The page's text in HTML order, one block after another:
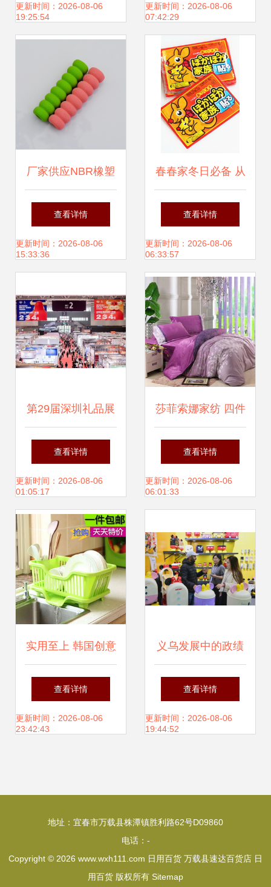
心好物推荐
更新时间：2026-08-06
19:25:54
响曲
更新时间：2026-08-06
07:42:29
厂家供应NBR橡塑
发泡管 环保品质与
灵活定制的双重保
查看详情
更新时间：2026-08-06
15:33:36
春春家冬日必备 从
保暖贴到怀炉，你
的居家取暖指南
查看详情
更新时间：2026-08-06
06:33:57
第29届深圳礼品展
暨1688源头新厂货
商人节开幕 发挥湾
区优势引领行业发
展
查看详情
更新时间：2026-08-06
01:05:17
莎菲索娜家纺 四件
套、三件套及床上
用品套装——厂家
用百货选择
查看详情
更新时间：2026-08-06
06:01:33
实用至上 韩国创意
厨房收纳小百货，
点缀现代家庭日常
查看详情
更新时间：2026-08-06
23:42:43
义乌发展中的政绩
观转变 从小商品到
大市场的合作篇章
查看详情
更新时间：2026-08-06
19:44:52
地址：宜春市万载县株潭镇胜利路62号D09860
电话：-
Copyright © 2026 www.wxh111.com 日用百货 万载县速达百货店 日
用百货 版权所有 Sitemap